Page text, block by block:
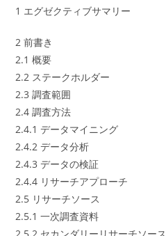
1 エグゼクティブサマリー
2 前書き
2.1 概要
2.2 ステークホルダー
2.3 調査範囲
2.4 調査方法
2.4.1 データマイニング
2.4.2 データ分析
2.4.3 データの検証
2.4.4 リサーチアプローチ
2.5 リサーチソース
2.5.1 一次調査資料